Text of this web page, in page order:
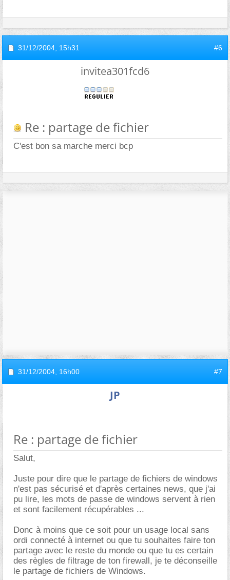
31/12/2004, 15h31 #6
invitea301fcd6
Re : partage de fichier
C'est bon sa marche merci bcp
31/12/2004, 16h00 #7
JP
Re : partage de fichier
Salut,
Juste pour dire que le partage de fichiers de windows
n'est pas sécurisé et d'après certaines news, que j'ai
pu lire, les mots de passe de windows servent à rien
et sont facilement récupérables ...
Donc à moins que ce soit pour un usage local sans
ordi connecté à internet ou que tu souhaites faire ton
partage avec le reste du monde ou que tu es certain
des règles de filtrage de ton firewall, je te déconseille
le partage de fichiers de Windows.